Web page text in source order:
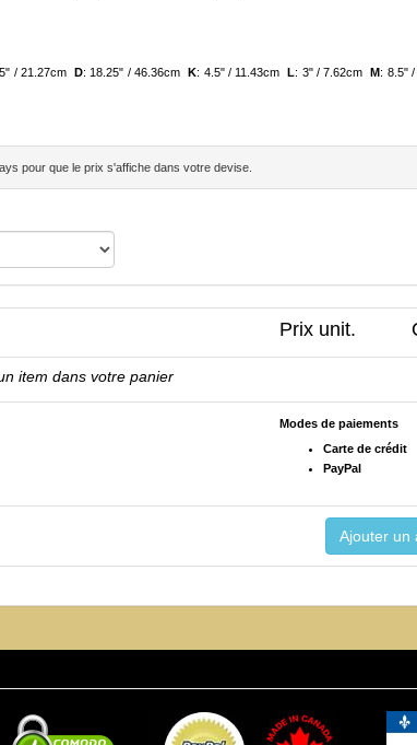
/ 21.27cmD: 18.25" / 46.36cmK: 4.5" / 11.43cmL: 3" / 7.62cmM: 8.5"
pour que le prix s'affiche dans votre devise.
Prix unit.
item dans votre panier
Modes de paiements
Carte de crédit
PayPal